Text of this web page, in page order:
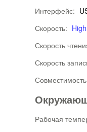
Интерфейс:
Скорость:
Скорость
Скорость
Рабочая